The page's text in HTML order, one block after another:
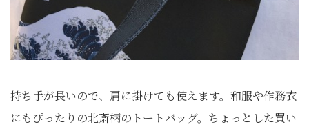
持ち手が長いので、肩に掛けても使えます。和服や作務衣
にもぴったりの北斎柄のトートバッグ。ちょっとした買い